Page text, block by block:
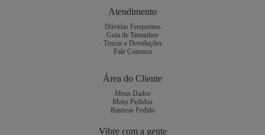
Atendimento
Dúvidas Frequentes
Guia de Tamanhos
Trocas e Devoluções
Fale Conosco
Área do Cliente
Meus Dados
Meus Pedidos
Rastrear Pedido
Vibre com a gente